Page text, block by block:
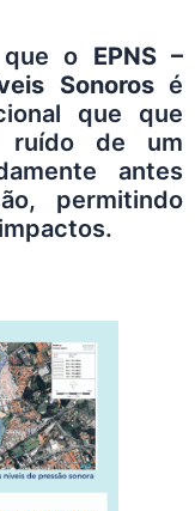
o EPNS –
Sonorosé
que que
de um
antes
permitindo